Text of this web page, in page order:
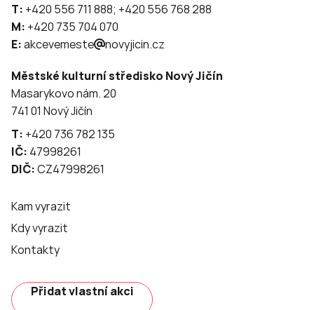
T: +420 556 711 888; +420 556 768 288
M: +420 735 704 070
E:akcevemeste novyjicin.cz
Městské kulturní středisko Nový Jičín
Masarykovo nám. 20
741 01 Nový Jičín
T: +420 736 782 135
IČ: 47998261
DIČ:CZ47998261
Kam vyrazit
Kdy vyrazit
Kontakty
Přidat vlastní akci